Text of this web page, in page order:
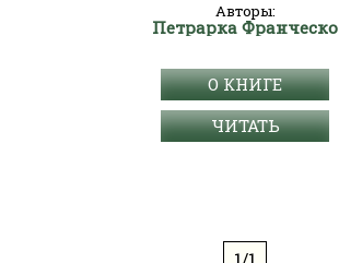
Авторы:
Петрарка Франческо
О КНИГЕ
ЧИТАТЬ